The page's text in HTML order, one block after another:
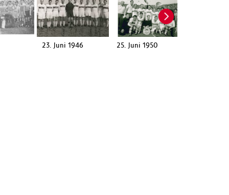
23. Juni 1946 25. Juni 1950